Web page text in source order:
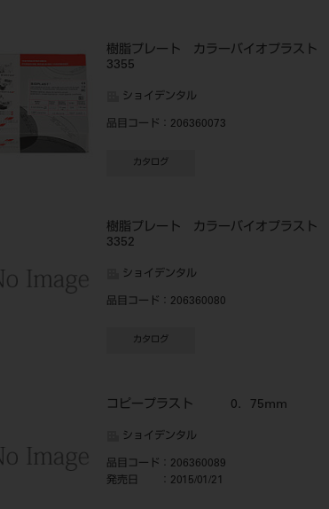
樹脂プレート カラーバイオプラスト
3355
ショイデンタル
品目コード ：206360073
カタログ
樹脂プレート カラーバイオプラスト
3352
ショイデンタル
品目コード ：206360080
カタログ
コピープラスト 0．75mm
ショイデンタル
品目コード ：206360089
発売日
：2015/01/21